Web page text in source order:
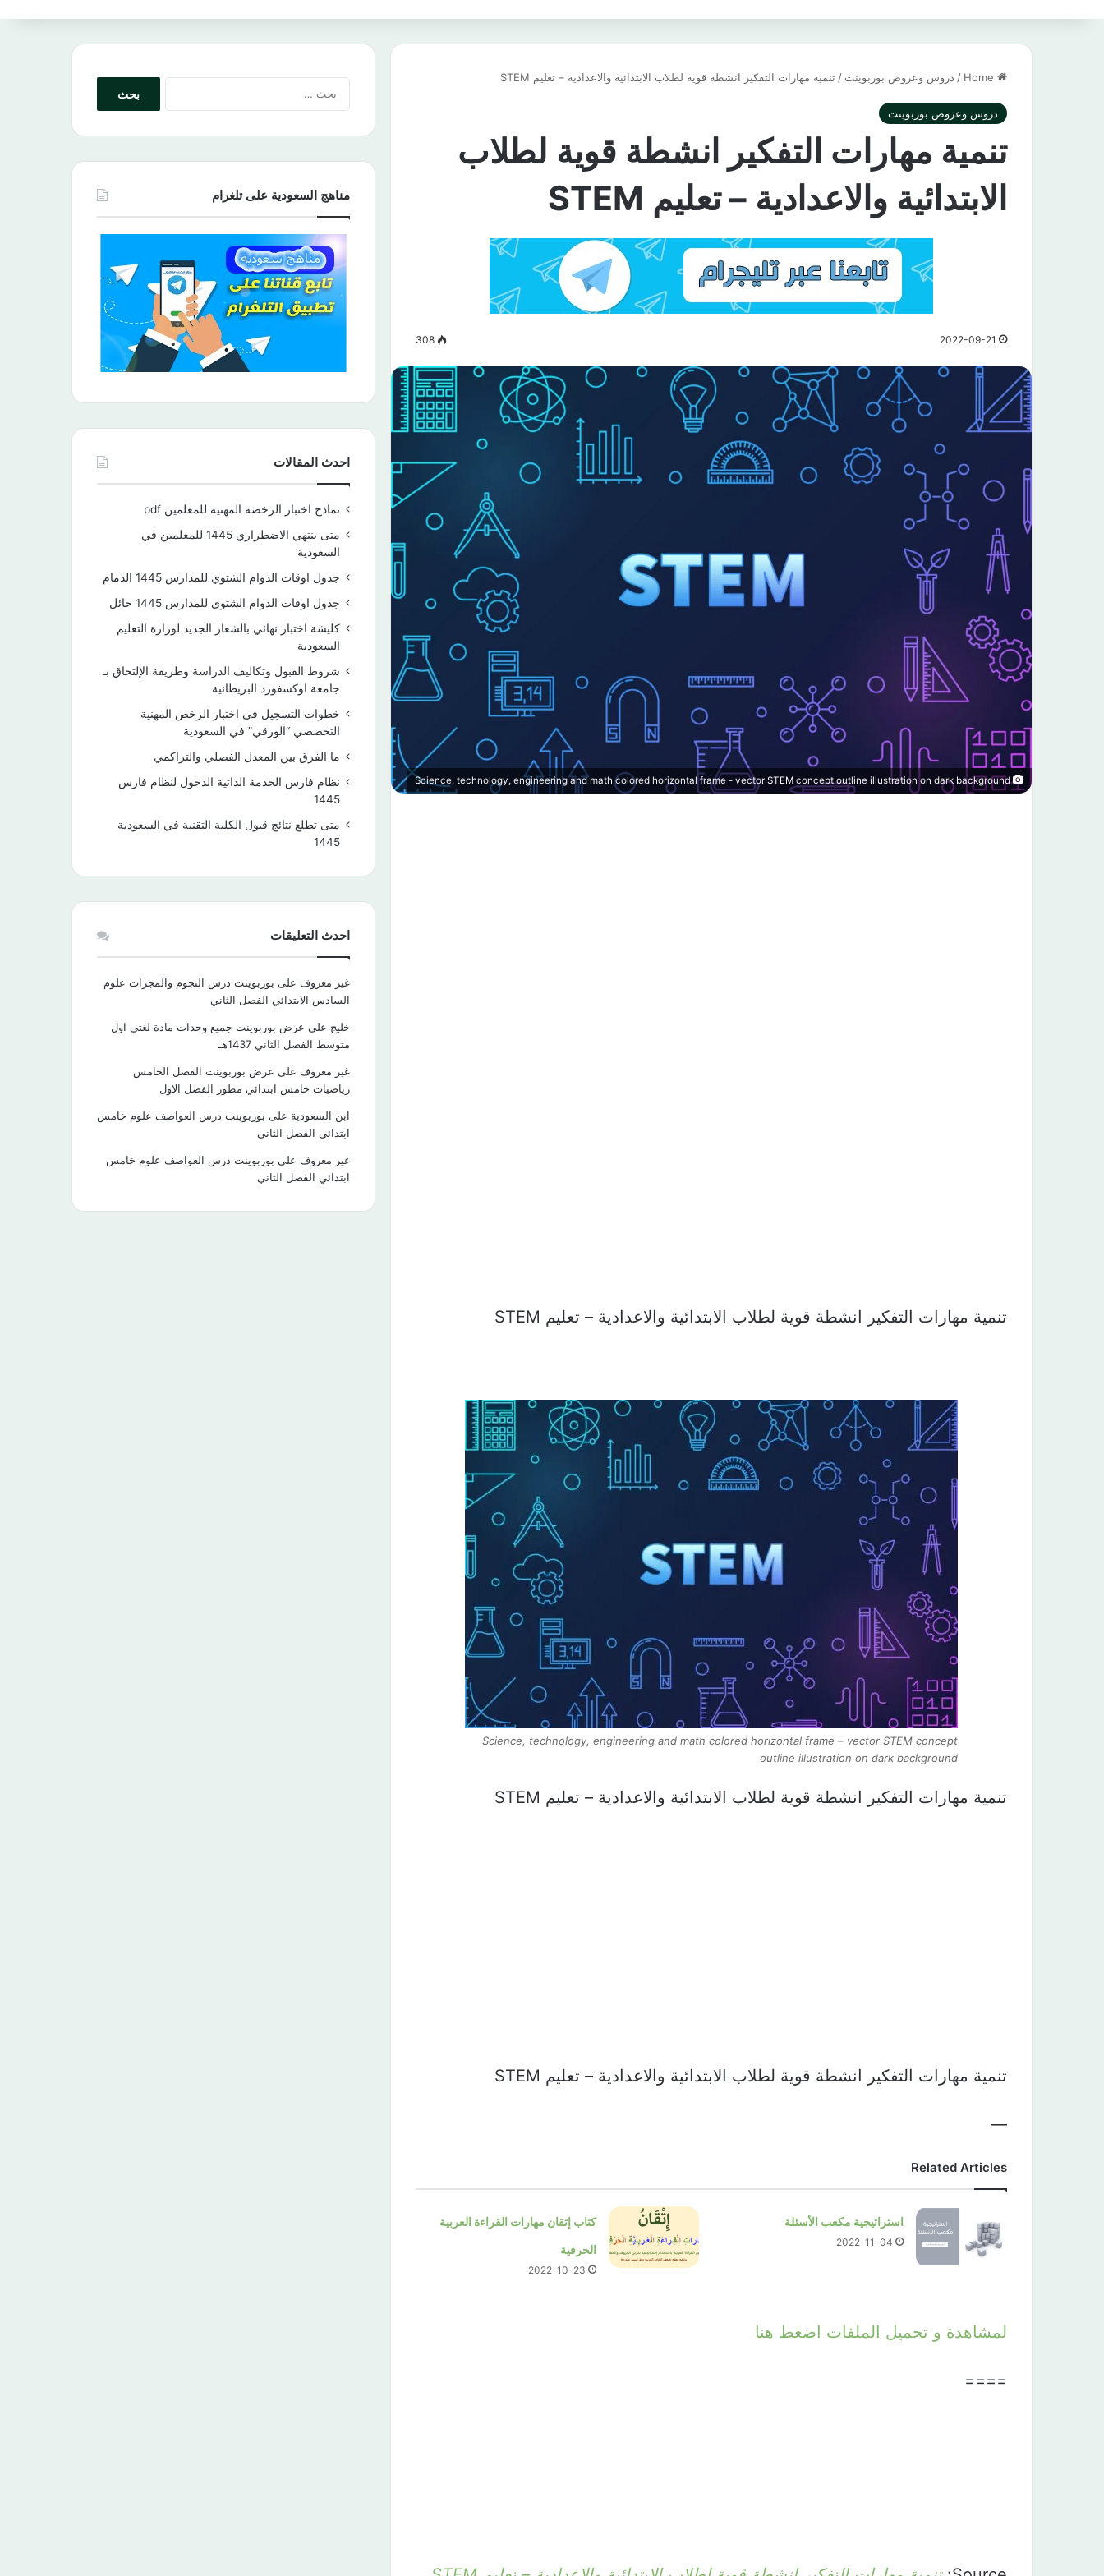
/ دروس وعروض بوربوينت / تنمية مهارات التفكير انشطة قوية لطلاب الابتدائية والاعدادية – تعليم STEM
دروس وعروض بوربوينت
تنمية مهارات التفكير انشطة قوية لطلاب
الابتدائية والاعدادية – تعليم STEM
2022-09-21
308
Science, technology, engineering and math colored horizontal frame - vector STEM concept outline illustration on dark background
تنمية مهارات التفكير انشطة قوية لطلاب الابتدائية والاعدادية – تعليم STEM
Science, technology, engineering and math colored horizontal frame – vector STEM concept
outline illustration on dark background
تنمية مهارات التفكير انشطة قوية لطلاب الابتدائية والاعدادية – تعليم STEM
تنمية مهارات التفكير انشطة قوية لطلاب الابتدائية والاعدادية – تعليم STEM
—
Related Articles
استراتيجية مكعب الأسئلة
2022-11-04
كتاب إتقان مهارات القراءة العربية
الحرفية
2022-10-23
لمشاهدة و تحميل الملفات اضغط هنا
====
مناهج السعودية على تلغرام
احدث المقالات
نماذج اختبار الرخصة المهنية للمعلمين pdf
متى ينتهي الاضطراري 1445 للمعلمين في
السعودية
جدول اوقات الدوام الشتوي للمدارس 1445 الدمام
جدول اوقات الدوام الشتوي للمدارس 1445 حائل
كليشة اختبار نهائي بالشعار الجديد لوزارة التعليم
السعودية
شروط القبول وتكاليف الدراسة وطريقة الإلتحاق بـ
جامعة اوكسفورد البريطانية
خطوات التسجيل في اختبار الرخص المهنية
التخصصي “الورقي” في السعودية
ما الفرق بين المعدل الفصلي والتراكمي
نظام فارس الخدمة الذاتية الدخول لنظام فارس
1445
متى تطلع نتائج قبول الكلية التقنية في السعودية
1445
احدث التعليقات
غير معروف على بوربوينت درس النجوم والمجرات علوم
السادس الابتدائي الفصل الثاني
خليج على عرض بوربوينت جميع وحدات مادة لغتي اول
متوسط الفصل الثاني 1437هـ
غير معروف على عرض بوربوينت الفصل الخامس
رياضيات خامس ابتدائي مطور الفصل الاول
ابن السعودية على بوربوينت درس العواصف علوم خامس
ابتدائي الفصل الثاني
غير معروف على بوربوينت درس العواصف علوم خامس
ابتدائي الفصل الثاني